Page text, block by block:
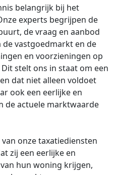
belangrijk bij het
experts begrijpen de
de vraag en aanbod
vastgoedmarkt en de
en voorzieningen op
stelt ons in staat om een
dat niet alleen voldoet
ook een eerlijke en
de actuele marktwaarde
onze taxatiediensten
zij een eerlijke en
hun woning krijgen,